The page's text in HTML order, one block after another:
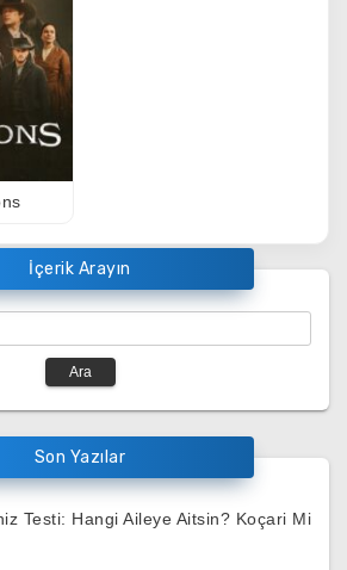
İçerik Arayın
Son Yazılar
Testi: Hangi Aileye Aitsin? Koçari Mi